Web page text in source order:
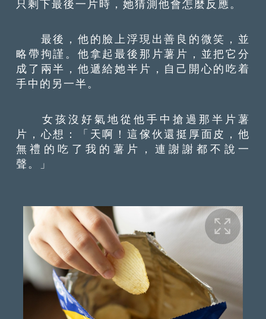
只剩下最後一片時，她猜測他會怎麼反應。
最後，他的臉上浮現出善良的微笑，並
略帶拘謹。他拿起最後那片薯片，並把它分
成了兩半，他遞給她半片，自己開心的吃着
手中的另一半。
女孩沒好氣地從他手中搶過那半片薯
片，心想：「天啊！這傢伙還挺厚面皮，他
無禮的吃了我的薯片，連謝謝都不說一
聲。」